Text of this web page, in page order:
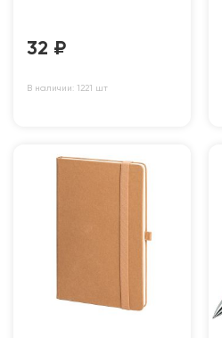
32 ₽
В наличии: 1221 шт